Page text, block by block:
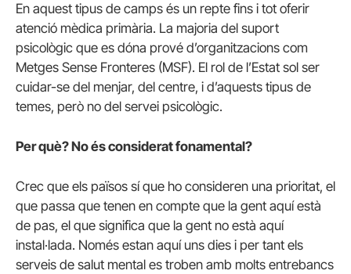
En aquest tipus de camps és un repte fins i tot oferir
atenció mèdica primària. La majoria del suport
psicològic que es dóna prové d’organitzacions com
Metges Sense Fronteres (MSF). El rol de l’Estat sol ser
cuidar-se del menjar, del centre, i d’aquests tipus de
temes, però no del servei psicològic.
Per què? No és considerat fonamental?
Crec que els països sí que ho consideren una prioritat, el
que passa que tenen en compte que la gent aquí està
de pas, el que significa que la gent no està aquí
instal·lada. Només estan aquí uns dies i per tant els
serveis de salut mental es troben amb molts entrebancs